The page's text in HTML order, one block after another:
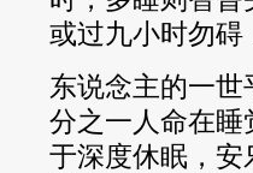
或过九小时勿
东说念主的一
分之一人命在
于深度休眠，